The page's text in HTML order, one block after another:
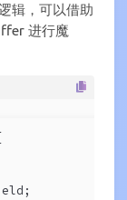
辑，可以借助
进行魔